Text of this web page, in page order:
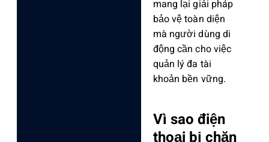
mang lại giải pháp
bảo vệ toàn diện
mà người dùng di
động cần cho việc
quản lý đa tài
khoản bền vững.
Vì sao điện
thoại bị chặn